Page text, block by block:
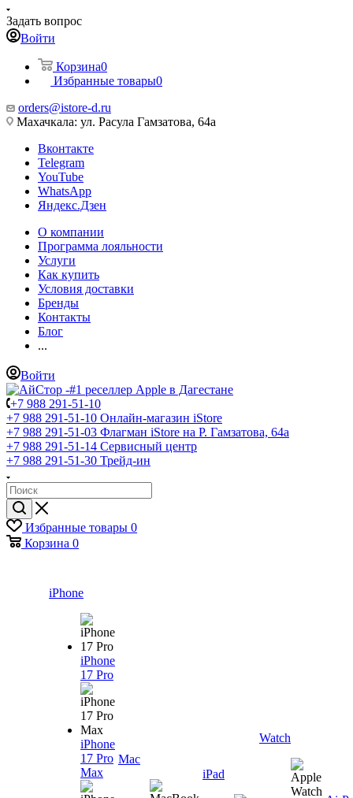
Задать вопрос
Войти
Корзина0
Избранные товары0
orders@istore-d.ru
Махачкала: ул. Расула Гамзатова, 64а
Вконтакте
Telegram
YouTube
WhatsApp
Яндекс.Дзен
О компании
Программа лояльности
Услуги
Как купить
Условия доставки
Бренды
Контакты
Блог
...
Войти
+7 988 291-51-10
+7 988 291-51-10 Онлайн-магазин iStore
+7 988 291-51-03 Флагман iStore на Р. Гамзатова, 64а
+7 988 291-51-14 Сервисный центр
+7 988 291-51-30 Трейд-ин
Избранные товары 0
Корзина 0
iPhone
iPhone
17 Pro
iPhone
17 Pro
Max
Mac
iPad
Watch